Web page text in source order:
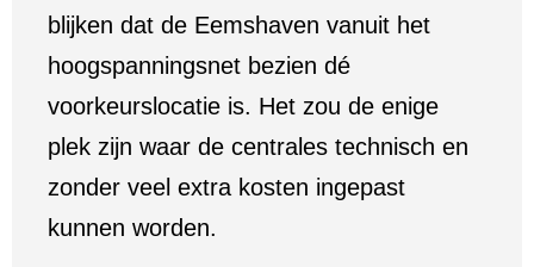
blijken dat de Eemshaven vanuit het
hoogspanningsnet bezien dé
voorkeurslocatie is. Het zou de enige
plek zijn waar de centrales technisch en
zonder veel extra kosten ingepast
kunnen worden.